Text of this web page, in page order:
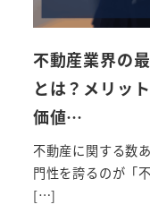
不動産業界の
とは？メリッ
価値…
不動産に関する数
門性を誇るのが「
[…]